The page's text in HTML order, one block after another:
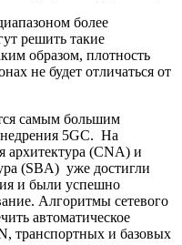
более
решить такие
образом, плотность
не будет отличаться от
самым большим
5GC. На
архитектура (CNA) и
(SBA) уже достигли
и были успешно
Алгоритмы сетевого
автоматическое
транспортных и базовых